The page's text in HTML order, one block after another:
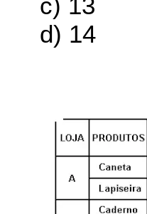
d) 14